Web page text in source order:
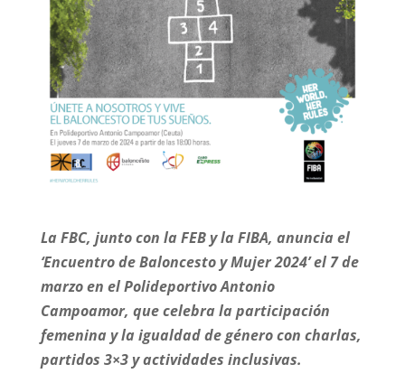
La FBC, junto con la FEB y la FIBA, anuncia el
‘Encuentro de Baloncesto y Mujer 2024’ el 7 de
marzo en el Polideportivo Antonio
Campoamor, que celebra la participación
femenina y la igualdad de género con charlas,
partidos 3×3 y actividades inclusivas.